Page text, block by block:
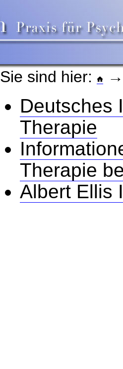
Sie sind hier:
Deutsches
Therapie
Therapie
Albert Ellis